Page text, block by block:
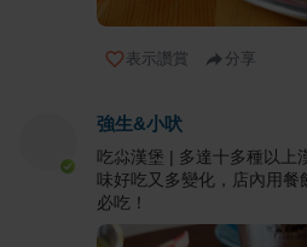
表示讚賞 分享
強生&小吠
吃尛漢堡 | 多達十多種以上
味好吃又多變化，店內用
必吃！